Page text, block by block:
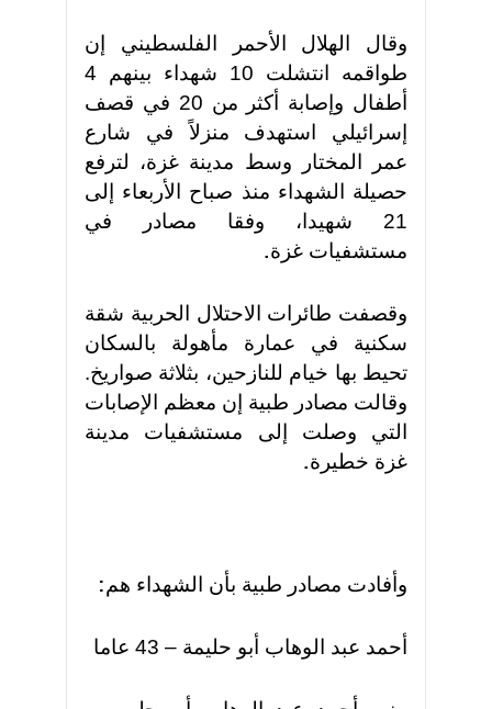
وقال الهلال الأحمر الفلسطيني إن
طواقمه انتشلت 10 شهداء بينهم 4
أطفال وإصابة أكثر من 20 في قصف
إسرائيلي استهدف منزلاً في شارع
عمر المختار وسط مدينة غزة، لترفع
حصيلة الشهداء منذ صباح الأربعاء إلى
21 شهيدا، وفقا مصادر في
مستشفيات غزة.
وقصفت طائرات الاحتلال الحربية شقة
سكنية في عمارة مأهولة بالسكان
تحيط بها خيام للنازحين، بثلاثة صواريخ.
وقالت مصادر طبية إن معظم الإصابات
التي وصلت إلى مستشفيات مدينة
غزة خطيرة.
وأفادت مصادر طبية بأن الشهداء هم :
أحمد عبد الوهاب أبو حليمة – 43 عاما